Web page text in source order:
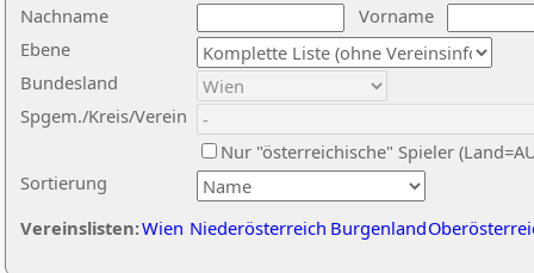
Nachname
Vorname
Ebene
Sortierung
Bundesland
Spgem./Kreis/Verein
Nur "österreichische" Spieler
Vereinslisten:Wien Niederösterreich Burgenland